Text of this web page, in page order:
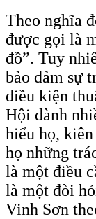
Theo nghĩa
được gọi là
đồ”. Tuy
bảo đảm sự
điều kiện
Hội dành
hiểu họ,
họ những
là một điều
là một đòi
Vinh Sơn